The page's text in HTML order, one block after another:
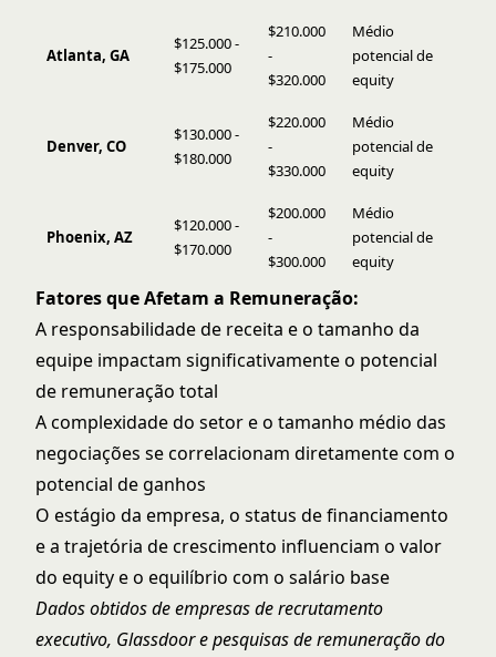
Atlanta, GA
$125.000 -
$175.000
$210.000
-
$320.000
Médio
potencial de
equity
Denver, CO
$130.000 -
$180.000
$220.000
-
$330.000
Médio
potencial de
equity
Phoenix, AZ
$120.000 -
$170.000
$200.000
-
$300.000
Médio
potencial de
equity
Fatores que Afetam a Remuneração:
A responsabilidade de receita e o tamanho da
equipe impactam significativamente o potencial
de remuneração total
A complexidade do setor e o tamanho médio das
negociações se correlacionam diretamente com o
potencial de ganhos
O estágio da empresa, o status de financiamento
e a trajetória de crescimento influenciam o valor
do equity e o equilíbrio com o salário base
Dados obtidos de empresas de recrutamento
executivo, Glassdoor e pesquisas de remuneração do